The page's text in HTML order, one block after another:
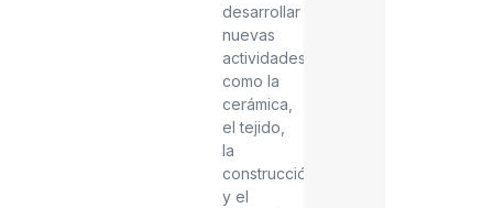
desarrollar
nuevas
actividades
como la
cerámica,
el tejido,
la
construcción
y el